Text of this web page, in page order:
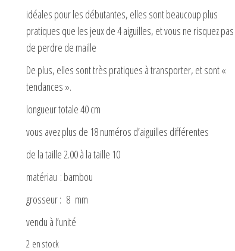
idéales pour les débutantes, elles sont beaucoup plus
pratiques que les jeux de 4 aiguilles, et vous ne risquez pas
de perdre de maille
De plus, elles sont très pratiques à transporter, et sont «
tendances ».
longueur totale 40 cm
vous avez plus de 18 numéros d’aiguilles différentes
de la taille 2.00 à la taille 10
matériau : bambou
grosseur : 8 mm
vendu à l’unité
2 en stock